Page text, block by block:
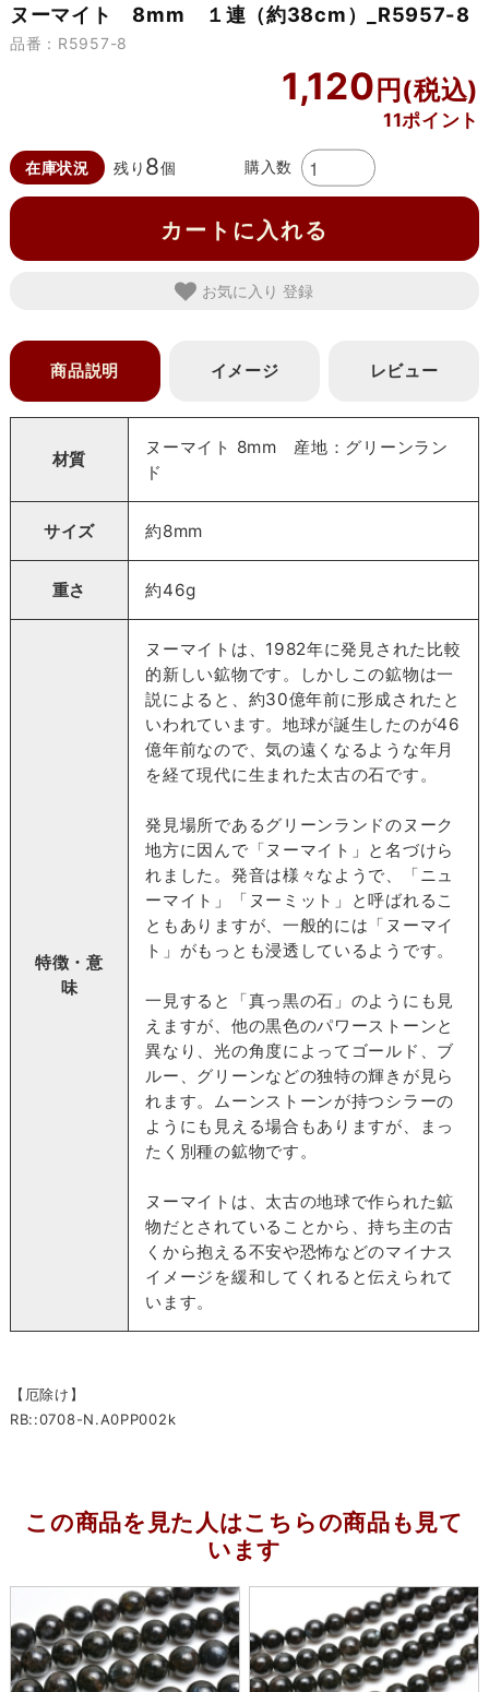
ヌーマイト 8mm １連（約38cm）_R5957-8
品番：R5957-8
1,120
11ポイント
在庫状況 残り 8個 購入数
カートに入れる
お気に入り
商品説明 イメージ レビュー
材質
ヌーマイト 8mm 産地：グリーンラン
ド
サイズ 約8mm
重さ 約46g
特徴・意
味
ヌーマイトは、1982年に発見された比較
的新しい鉱物です。しかしこの鉱物は一
説によると、約30億年前に形成されたと
いわれています。地球が誕生したのが46
億年前なので、気の遠くなるような年月
を経て現代に生まれた太古の石です。
発見場所であるグリーンランドのヌーク
地方に因んで「ヌーマイト」と名づけら
れました。発音は様々なようで、「ニュ
ーマイト」「ヌーミット」と呼ばれるこ
ともありますが、一般的には「ヌーマイ
ト」がもっとも浸透しているようです。
一見すると「真っ黒の石」のようにも見
えますが、他の黒色のパワーストーンと
異なり、光の角度によってゴールド、ブ
ルー、グリーンなどの独特の輝きが見ら
れます。ムーンストーンが持つシラーの
ようにも見える場合もありますが、まっ
たく別種の鉱物です。
ヌーマイトは、太古の地球で作られた鉱
物だとされていることから、持ち主の古
くから抱える不安や恐怖などのマイナス
イメージを緩和してくれると伝えられて
います。
【厄除け】
RB::0708-N.A0PP002k
この商品を見た人はこちらの商品も見て
います